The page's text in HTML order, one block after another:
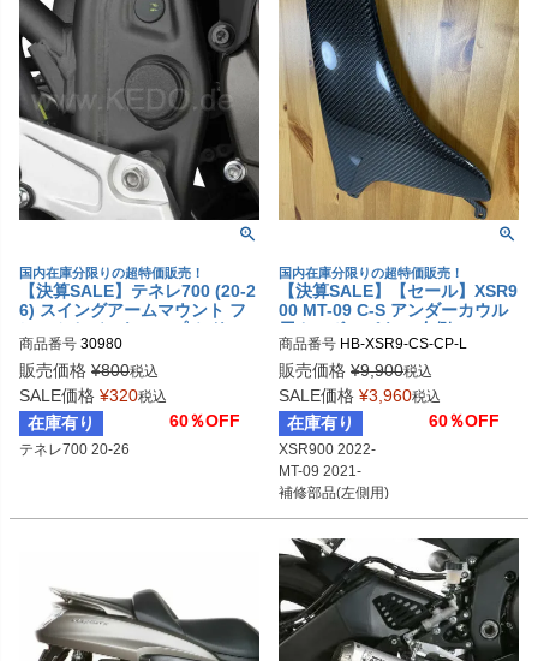
国内在庫分限りの超特価販売！
【決算SALE】テネレ700 (20-2
6) スイングアームマウント フ
レームカバーキャップ ケドー
商品番号 30980
販売価格 ¥800税込
SALE価格 ¥320税込
在庫有り 60％OFF
テネレ700 20-26
国内在庫分限りの超特価販売！
【決算SALE】【セール】XSR9
00 MT-09 C-S アンダーカウル
用カーボンパネル 左側 HooBu
e
商品番号 HB-XSR9-CS-CP-L
販売価格 ¥9,900税込
SALE価格 ¥3,960税込
在庫有り 60％OFF
XSR900 2022-
MT-09 2021-
補修部品(左側用)